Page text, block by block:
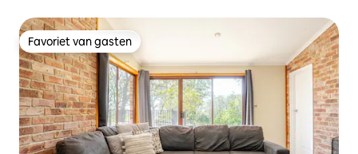
Favoriet van gasten
Favoriet van gasten